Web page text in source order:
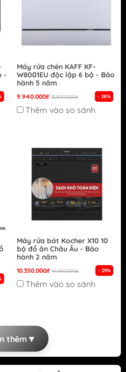
-
Máy rửa chén KAFF KF-
W8001EU độc lập 6 bộ - Bảo
hành 5 năm
9.940.000₫ 13.800.000₫ - 28%
Thêm vào so sánh
Máy rửa bát Kocher X10 10
bộ đồ ăn Châu Âu - Bảo
hành 2 năm
10.350.000₫ 14.590.000₫ - 29%
Thêm vào so sánh
thêm ▼